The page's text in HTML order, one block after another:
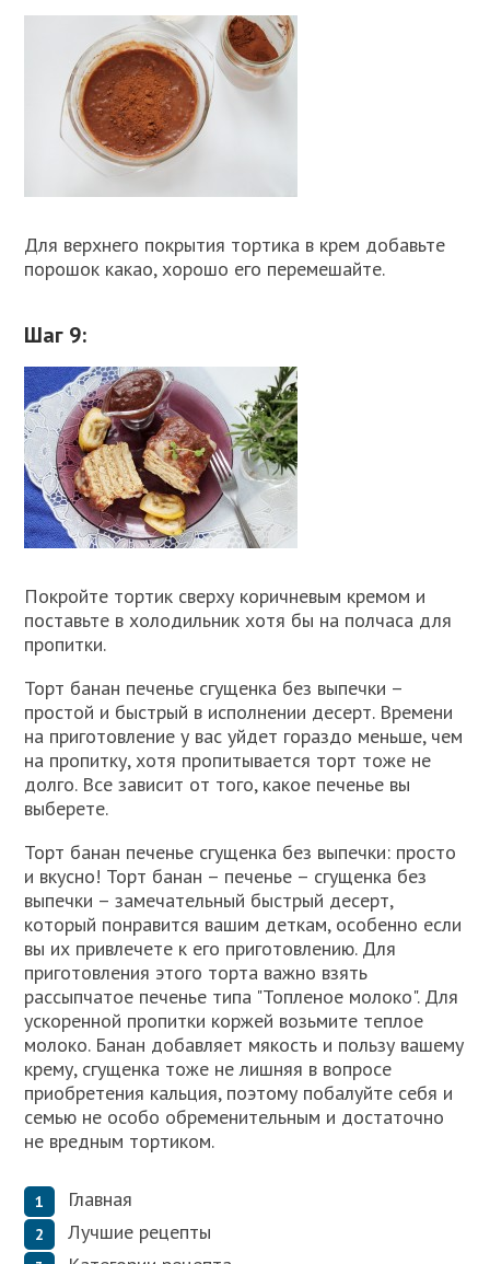
Для верхнего покрытия тортика в крем добавьте
порошок какао, хорошо его перемешайте.
Шаг 9:
Покройте тортик сверху коричневым кремом и
поставьте в холодильник хотя бы на полчаса для
пропитки.
Торт банан печенье сгущенка без выпечки –
простой и быстрый в исполнении десерт. Времени
на приготовление у вас уйдет гораздо меньше, чем
на пропитку, хотя пропитывается торт тоже не
долго. Все зависит от того, какое печенье вы
выберете.
Торт банан печенье сгущенка без выпечки: просто
и вкусно! Торт банан – печенье – сгущенка без
выпечки – замечательный быстрый десерт,
который понравится вашим деткам, особенно если
вы их привлечете к его приготовлению. Для
приготовления этого торта важно взять
рассыпчатое печенье типа "Топленое молоко". Для
ускоренной пропитки коржей возьмите теплое
молоко. Банан добавляет мякость и пользу вашему
крему, сгущенка тоже не лишняя в вопросе
приобретения кальция, поэтому побалуйте себя и
семью не особо обременительным и достаточно
не вредным тортиком.
Главная
Лучшие рецепты